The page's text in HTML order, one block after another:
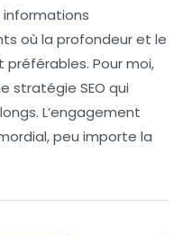
où la profondeur et le
Pour moi,
stratégie SEO qui
L’engagement
peu importe la